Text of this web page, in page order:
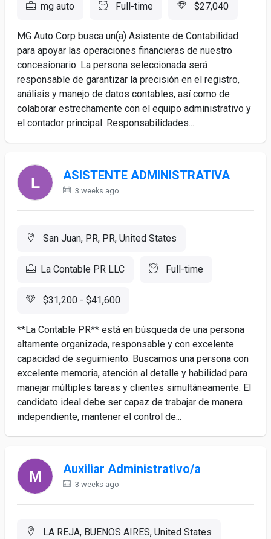
mg auto Full-time $27,040
MG Auto Corp busca un(a) Asistente de Contabilidad
para apoyar las operaciones financieras de nuestro
concesionario. La persona seleccionada será
responsable de garantizar la precisión en el registro,
análisis y manejo de datos contables, así como de
colaborar estrechamente con el equipo administrativo y
el contador principal. Responsabilidades...
ASISTENTE ADMINISTRATIVA
3 weeks ago
San Juan, PR, PR, United States
La Contable PR LLC Full-time
$31,200 - $41,600
**La Contable PR** está en búsqueda de una persona
altamente organizada, responsable y con excelente
capacidad de seguimiento. Buscamos una persona con
excelente memoria, atención al detalle y habilidad para
manejar múltiples tareas y clientes simultáneamente. El
candidato ideal debe ser capaz de trabajar de manera
independiente, mantener el control de...
Auxiliar Administrativo/a
3 weeks ago
LA REJA, BUENOS AIRES, United States